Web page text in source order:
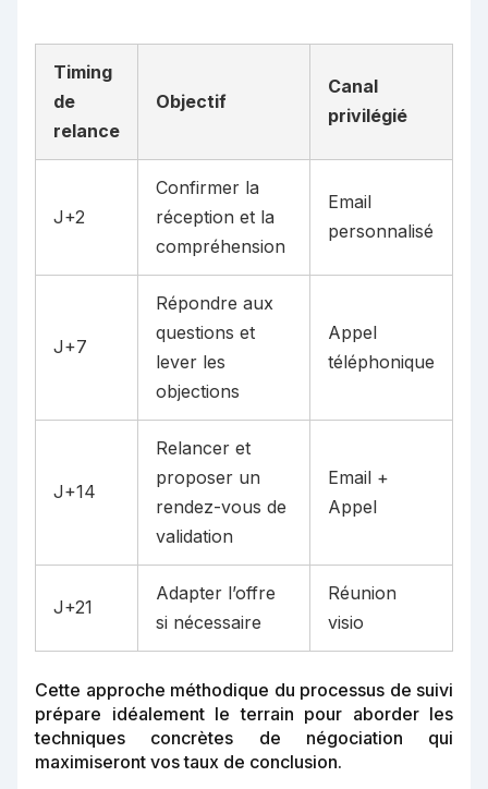
Timing
de
relance
Objectif
Canal
privilégié
J+2
Confirmer la
réception et la
compréhension
Email
personnalisé
J+7
Répondre aux
questions et
lever les
objections
Appel
téléphonique
J+14
Relancer et
proposer un
rendez-vous de
validation
Email +
Appel
J+21
Adapter l’offre
si nécessaire
Réunion
visio
Cette approche méthodique du processus de suivi
prépare idéalement le terrain pour aborder les
techniques concrètes de négociation qui
maximiseront vos taux de conclusion.